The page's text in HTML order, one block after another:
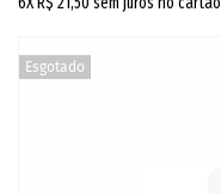
Esgotado